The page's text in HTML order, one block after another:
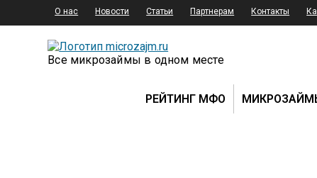
О нас Новости Статьи Партнерам Контакты
Все микрозаймы в одном месте
РЕЙТИНГ МФО